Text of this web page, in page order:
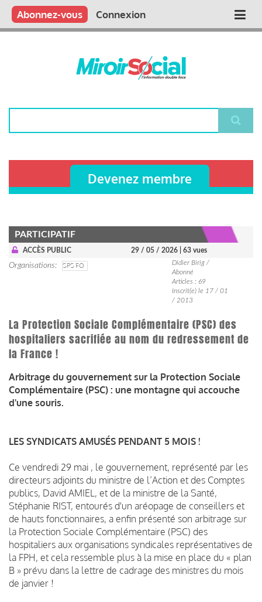
Aller
contenu
Main
Qui sommes nous ?
Vous publiez
Nous publions
Contactez-nous
Abonnez-vous Connexion
Devenez membre
PARTICIPATIF
ACCÈS PUBLIC 29 / 05 / 2026 | 63 vues
Organisations SPS FO
Didier Birig /
Abonné
Articles : 69
Inscrit(e) le 17 / 01
/ 2013
La Protection Sociale Complémentaire (PSC) des
hospitaliers sacrifiée au nom du redressement de
la France !
Arbitrage du gouvernement sur la Protection Sociale
Complémentaire (PSC) : une montagne qui accouche
d'une souris.
LES SYNDICATS AMUSÉS PENDANT 5 MOIS !
Ce vendredi 29 mai , le gouvernement, représenté par les
directeurs adjoints du ministre de l’Action et des Comptes
publics, David AMIEL, et de la ministre de la Santé,
Stéphanie RIST, entourés d'un aréopage de conseillers et
de hauts fonctionnaires, a enfin présenté son arbitrage sur
la Protection Sociale Complémentaire (PSC) des
hospitaliers aux organisations syndicales représentatives de
la FPH, et cela ressemble plus à la mise en place du « plan
B » prévu dans la lettre de cadrage des ministres du mois
de janvier !